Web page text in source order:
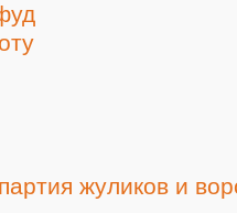
жуликов и